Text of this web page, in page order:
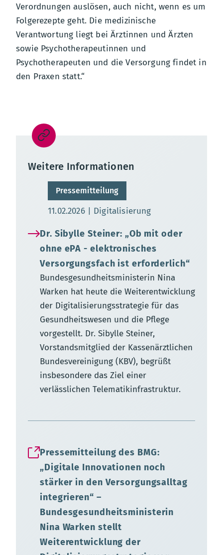
Verordnungen auslösen, auch nicht, wenn es um
Folgerezepte geht. Die medizinische
Verantwortung liegt bei Ärztinnen und Ärzten
sowie Psychotherapeutinnen und
Psychotherapeuten und die Versorgung findet in
den Praxen statt.“
Weitere Informationen
Pressemitteilung
Aktualisierungsdatum:
11.02.2026 Digitalisierung
Dr. Sibylle Steiner: „Ob mit oder
ohne ePA - elektronisches
Versorgungsfach ist erforderlich“
Bundesgesundheitsministerin Nina
Warken hat heute die Weiterentwicklung
der Digitalisierungsstrategie für das
Gesundheitswesen und die Pflege
vorgestellt. Dr. Sibylle Steiner,
Vorstandsmitglied der Kassenärztlichen
Bundesvereinigung (KBV), begrüßt
insbesondere das Ziel einer
verlässlichen Telematikinfrastruktur.
Pressemitteilung des BMG:
„Digitale Innovationen noch
stärker in den Versorgungsalltag
integrieren“ –
Bundesgesundheitsministerin
Nina Warken stellt
Weiterentwicklung der